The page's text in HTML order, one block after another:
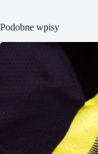
Podobne wpisy